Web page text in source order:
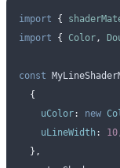
import {
import { Color ,
const
  {
    uColor
: new
    uLineWidth
: 10
  },